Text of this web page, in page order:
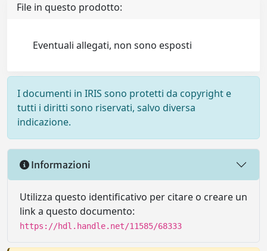
File in questo prodotto:
Eventuali allegati, non sono esposti
I documenti in IRIS sono protetti da copyright e
tutti i diritti sono riservati, salvo diversa
indicazione.
Informazioni
Utilizza questo identificativo per citare o creare un
link a questo documento:
https://hdl.handle.net/11585/68333